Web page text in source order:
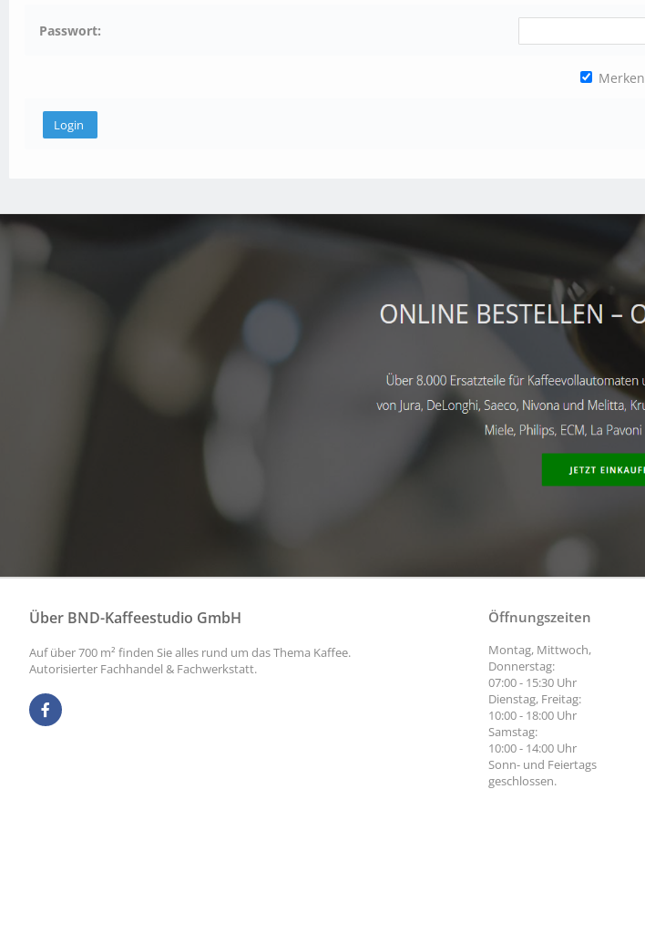
Passwort:
Merken
Über BND-Kaffeestudio GmbH
Auf über 700 m² finden Sie alles rund um das Thema Kaffee.
Autorisierter Fachhandel & Fachwerkstatt.
Öffnungszeiten
Montag, Mittwoch,
Donnerstag:
07:00 - 15:30 Uhr
Dienstag, Freitag:
10:00 - 18:00 Uhr
Samstag:
10:00 - 14:00 Uhr
Sonn- und Feiertags
geschlossen.